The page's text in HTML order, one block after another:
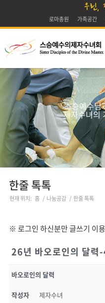
우린,
로마총원 가족공간
한줄 톡톡
현재 위치: 홈 / 나눔공감 / 한줄 톡톡
스승예수님
제자수녀의
※ 로그인 하신분만 글쓰기 이
26년 바오로인의 달
바오로인의 달력
작성자 제자수녀